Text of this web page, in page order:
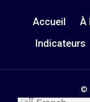
Accueil À
Indicateurs
©